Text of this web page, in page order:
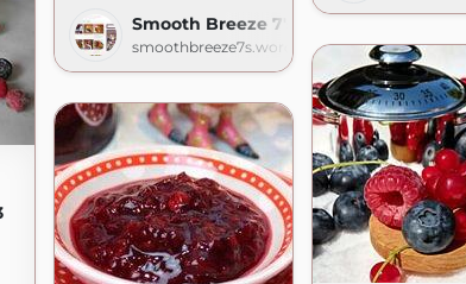
Smooth Breeze 7's | Lizerls
smoothbreeze7s.wordpress.com